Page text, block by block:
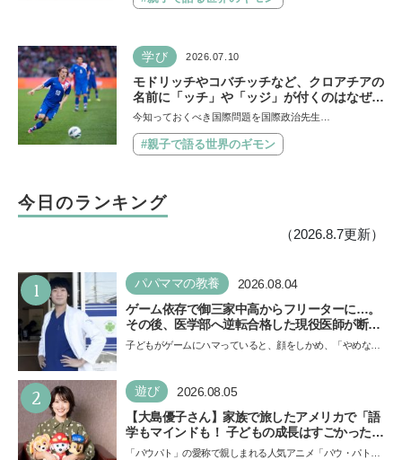
学び 2026.07.10
モドリッチやコバチッチなど、クロアチアの
名前に「ッチ」や「ッジ」が付くのはなぜ？
【親子で語る国際問題】
今知っておくべき国際問題を国際政治先生…
#親子で語る世界のギモン
今日のランキング
（2026.8.7更新）
1 パパママの教養 2026.08.04
ゲーム依存で御三家中高からフリーターに…。
その後、医学部へ逆転合格した現役医師が断言
「ゲームの経験が受験勉強に役立った」そう考
子どもがゲームにハマっていると、顔をしかめ、「やめなさ
い…
2 遊び 2026.08.05
【大島優子さん】家族で旅したアメリカで「語
学もマインドも！ 子どもの成長はすごかった」
声優をつとめた映画『パウ・パトロール ザ・ダ
「パウパト」の愛称で親しまれる人気アニメ「パウ・パトロ